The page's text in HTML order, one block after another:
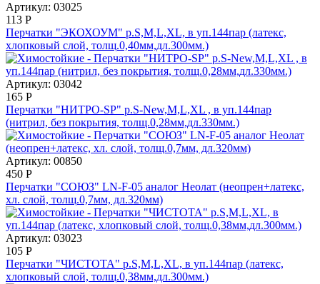
Артикул: 03025
113 Р
Перчатки "ЭКОХОУМ" р.S,M,L,XL, в уп.144пар (латекс,
хлопковый слой, толщ.0,40мм,дл.300мм.)
Артикул: 03042
165 Р
Перчатки "НИТРО-SP" р.S-New,M,L,XL , в уп.144пар
(нитрил, без покрытия, толщ.0,28мм,дл.330мм.)
Артикул: 00850
450 Р
Перчатки "СОЮЗ" LN-F-05 аналог Неолат (неопрен+латекс,
хл. слой, толщ.0,7мм, дл.320мм)
Артикул: 03023
105 Р
Перчатки "ЧИСТОТА" р.S,M,L,XL, в уп.144пар (латекс,
хлопковый слой, толщ.0,38мм,дл.300мм.)